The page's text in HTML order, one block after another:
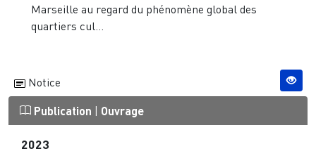
Marseille au regard du phénomène global des
quartiers cul...
Notice
Publication | Ouvrage
2023